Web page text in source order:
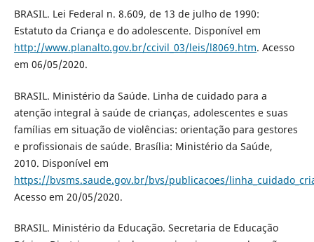
BRASIL. Lei Federal n. 8.609, de 13 de julho de 1990:
Estatuto da Criança e do adolescente. Disponível em
http://www.planalto.gov.br/ccivil_03/leis/l8069.htm. Acesso
em 06/05/2020.
BRASIL. Ministério da Saúde. Linha de cuidado para a
atenção integral à saúde de crianças, adolescentes e suas
famílias em situação de violências: orientação para gestores
e profissionais de saúde. Brasília: Ministério da Saúde,
2010. Disponível em
https://bvsms.saude.gov.br/bvs/publicacoes/
Acesso em 20/05/2020.
BRASIL. Ministério da Educação. Secretaria de Educação